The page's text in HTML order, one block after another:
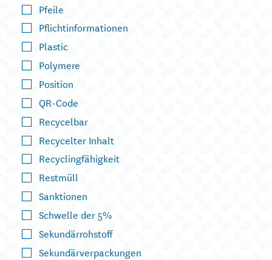
Pfeile
Pflichtinformationen
Plastic
Polymere
Position
QR-Code
Recycelbar
Recycelter Inhalt
Recyclingfähigkeit
Restmüll
Sanktionen
Schwelle der 5%
Sekundärrohstoff
Sekundärverpackungen